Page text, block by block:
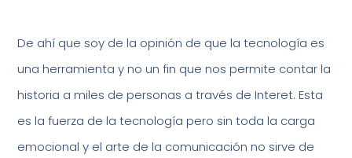
De ahí que soy de la opinión de que la tecnología es
una herramienta y no un fin que nos permite contar la
historia a miles de personas a través de Interet. Esta
es la fuerza de la tecnología pero sin toda la carga
emocional y el arte de la comunicación no sirve de